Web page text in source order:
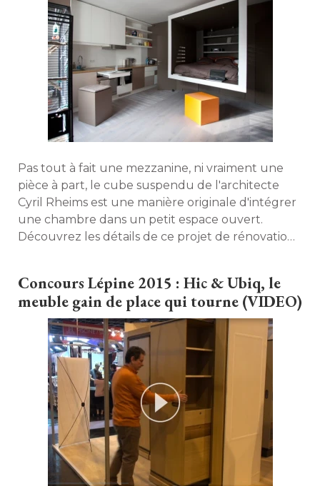
Pas tout à fait une mezzanine, ni vraiment une
pièce à part, le cube suspendu de l'architecte
Cyril Rheims est une manière originale d'intégrer
une chambre dans un petit espace ouvert.
Découvrez les détails de ce projet de rénovation
Concours Lépine 2015 : Hic & Ubiq, le
meuble gain de place qui tourne (VIDEO)